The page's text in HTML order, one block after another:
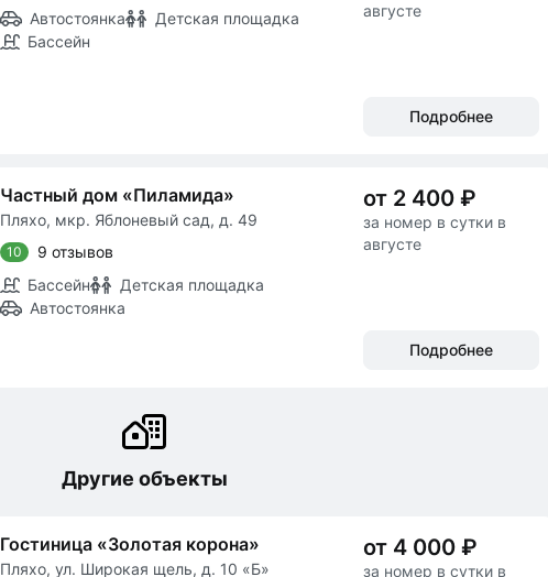
Автостоянка
Детская площадка
Бассейн
августе
Подробнее
Частный дом «Пиламида»
Пляхо, мкр. Яблоневый сад, д. 49
10
9 отзывов
Бассейн
Детская площадка
Автостоянка
от 2 400 ₽
за номер в сутки в
августе
Подробнее
Другие объекты
Гостиница «Золотая корона»
Пляхо, ул. Широкая щель, д. 10 «Б»
от 4 000 ₽
за номер в сутки в